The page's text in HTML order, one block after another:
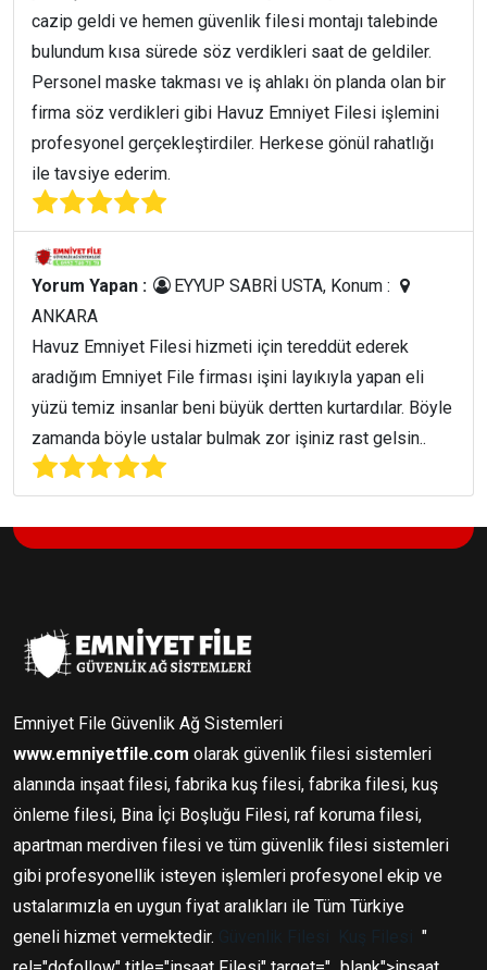
cazip geldi ve hemen güvenlik filesi montajı talebinde
bulundum kısa sürede söz verdikleri saat de geldiler.
Personel maske takması ve iş ahlakı ön planda olan bir
firma söz verdikleri gibi Havuz Emniyet Filesi işlemini
profesyonel gerçekleştirdiler. Herkese gönül rahatlığı
ile tavsiye ederim.
Yorum Yapan :
EYYUP SABRİ USTA, Konum :
ANKARA
Havuz Emniyet Filesi hizmeti için tereddüt ederek
aradığım Emniyet File firması işini layıkıyla yapan eli
yüzü temiz insanlar beni büyük dertten kurtardılar. Böyle
zamanda böyle ustalar bulmak zor işiniz rast gelsin..
Emniyet File Güvenlik Ağ Sistemleri
www.emniyetfile.com olarak güvenlik filesi sistemleri
alanında inşaat filesi, fabrika kuş filesi, fabrika filesi, kuş
önleme filesi, Bina İçi Boşluğu Filesi, raf koruma filesi,
apartman merdiven filesi ve tüm güvenlik filesi sistemleri
gibi profesyonellik isteyen işlemleri profesyonel ekip ve
ustalarımızla en uygun fiyat aralıkları ile Tüm Türkiye
geneli hizmet vermektedir.
"